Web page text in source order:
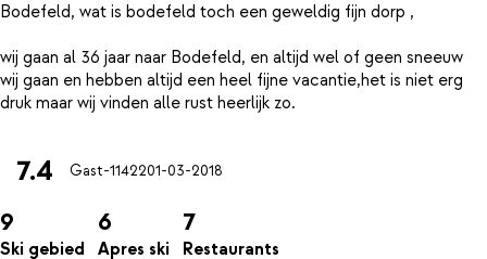
Bodefeld, wat is bodefeld toch een geweldig fijn dorp ,
wij gaan al 36 jaar naar Bodefeld, en altijd wel of geen sneeuw
wij gaan en hebben altijd een heel fijne vacantie,het is niet erg
7.4 Gast-1142201-03-2018
9
Ski gebied
6
Apres ski
7
Restaurants